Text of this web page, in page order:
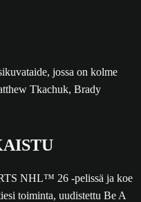
NHL™ 26 -pelissä ja koe
toiminta, uudistettu Be A